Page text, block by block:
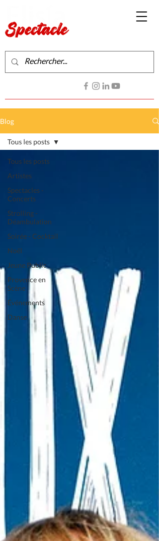
Blog
Tous les posts
Artistes
Spectacles -
Concerts
Strolling -
Déambulation
Soirée - Cocktail
Noël
Jeune Public
Provence en
Scène
Événements
Danse
Tous les posts